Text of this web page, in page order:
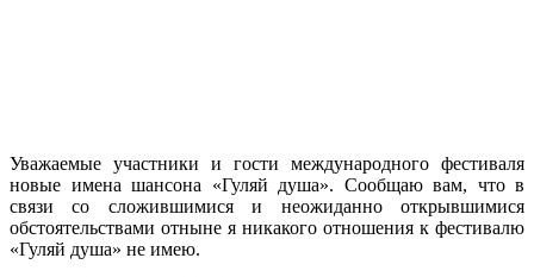
Уважаемые участники и гости международного фестиваля
новые имена шансона «Гуляй душа». Сообщаю вам, что в
связи со сложившимися и неожиданно открывшимися
обстоятельствами отныне я никакого отношения к фестивалю
«Гуляй душа» не имею.